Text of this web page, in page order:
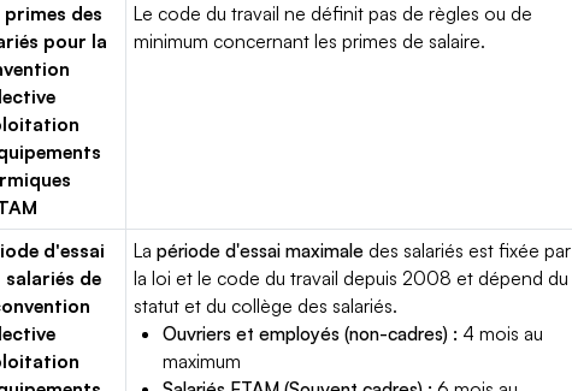
primes des
pour la
Le code du travail ne définit pas de règles ou de
minimum concernant les primes de salaire.
d'essai
salariés de
Lapériode d'essai maximale des salariés est fixée par
la loi et le code du travail depuis 2008 et dépend du
statut et du collège des salariés.
Ouvriers et employés (non-cadres) : 4 mois au
maximum